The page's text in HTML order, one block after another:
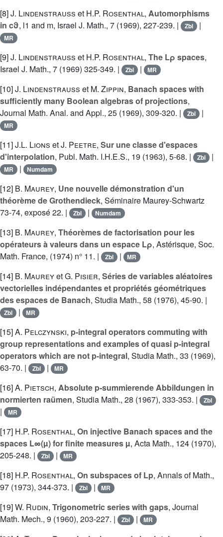
[8]J. Lindenstrauss et H.P. Rosenthal, Automorphisms
in cϑ, l1 and m, Israel J. Math., 7 (1969), 227-239. | Zbl |
MR
[9]J. Lindenstrauss et H.P. Rosenthal, The Lρ spaces,
Israel J. Math., 7 (1969) 325-349. |
Zbl | MR
[10]J. Lindenstrauss et M. Zippin, Banach spaces with
sufficiently many Boolean algebras of projections,
Journal Math. Anal. and Appl., 25 (1969), 309-320. |
Zbl |
MR
[11]J.L. Lions etJ. Peetre, Sur une classe d'espaces
d'interpolation, Publ. Math. I.H.E.S., 19 (1963), 5-68. | Zbl |
MR | Numdam
[12] B. Maurey, Une nouvelle démonstration d'un
théorème de Grothendieck, Séminaire Maurey-Schwartz
73-74, exposé 22. |
Zbl | Numdam
[13] B. Maurey, Théorèmes de factorisation pour les
opérateurs à valeurs dans un espace Lρ, Astérisque, Soc.
Math. France, (1974) n° 11. |
Zbl | MR
[14] B. MaureyetG. Pisier, Séries de variables aléatoires
vectorielles indépendantes et propriétés géométriques
des espaces de Banach, Studia Math., 58 (1976), 45-90. |
Zbl | MR
[15]A. Pelczynski, p-integral operators commuting with
group representations and examples of quasi p-integral
operators which are not p-integral, Studia Math., 33 (1969),
63-70. |
Zbl | MR
[16]A. Pietsch, Absolute p-summierende Abbildungen in
normierten raümen, Studia Math., 28 (1967), 333-353. | Zbl
| MR
[17] H.P. Rosenthal, On injective Banach spaces and the
spaces L∞(µ) for finite measures µ, Acta Math., 124 (1970),
205-248. |
Zbl | MR
[18] H.P. Rosenthal, On subspaces of Lp, Annals of Math.,
97 (1973), 344-373. |
Zbl | MR
[19]W. Rudin, Trigonometric series with gaps, Journal
Math. Mech., 9 (1960), 203-227. |
Zbl | MR